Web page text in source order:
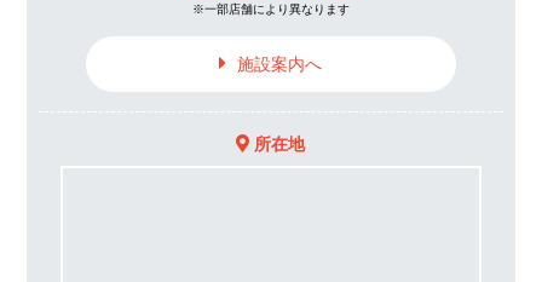
一部店舗により異なります
施設案内へ
所在地